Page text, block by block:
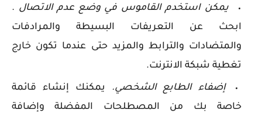
يمكن استخدم القاموس في وضع عدم الاتصال .
ابحث عن التعريفات البسيطة والمرادفات
والمتضادات والترابط والمزيد حتى عندما تكون خارج
تغطية شبكة الانترنت.
إضفاء الطابع الشخصي. يمكنك إنشاء قائمة
خاصة بك من المصطلحات المفضلة وإضافة